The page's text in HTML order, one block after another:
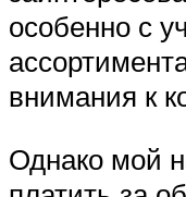
особенно с
внимания к
Однако мой